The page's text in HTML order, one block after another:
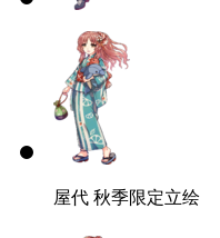
屋代 秋季限定立绘